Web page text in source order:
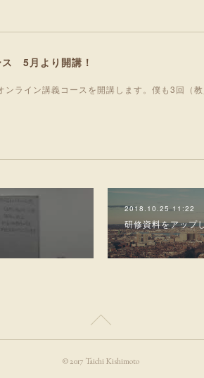
ス 5月より開講！
ライン講義コースを開講します。僕も3回（
2018.10.25 11:22
研修資料をアップ
© 2017 Taichi Kishimoto